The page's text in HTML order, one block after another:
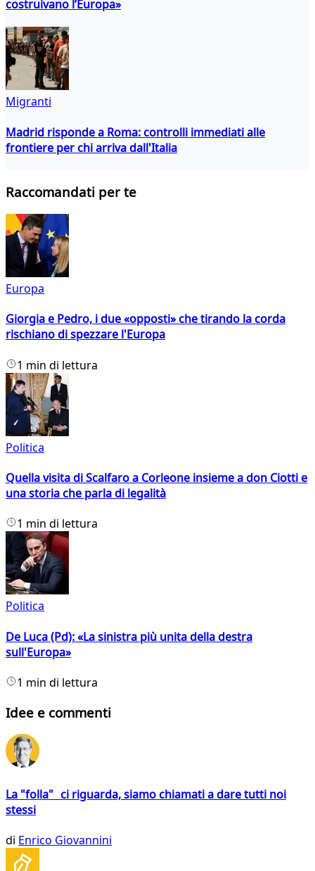
costruivano l’Europa»
Migranti
Madrid risponde a Roma: controlli immediati alle
frontiere per chi arriva dall'Italia
Raccomandati per te
Europa
Giorgia e Pedro, i due «opposti» che tirando la corda
rischiano di spezzare l'Europa
1 min di lettura
Politica
Quella visita di Scalfaro a Corleone insieme a don Ciotti e
una storia che parla di legalità
1 min di lettura
Politica
De Luca (Pd): «La sinistra più unita della destra
sull'Europa»
1 min di lettura
Idee e commenti
La "folla" ci riguarda, siamo chiamati a dare tutti noi
stessi
di Enrico Giovannini